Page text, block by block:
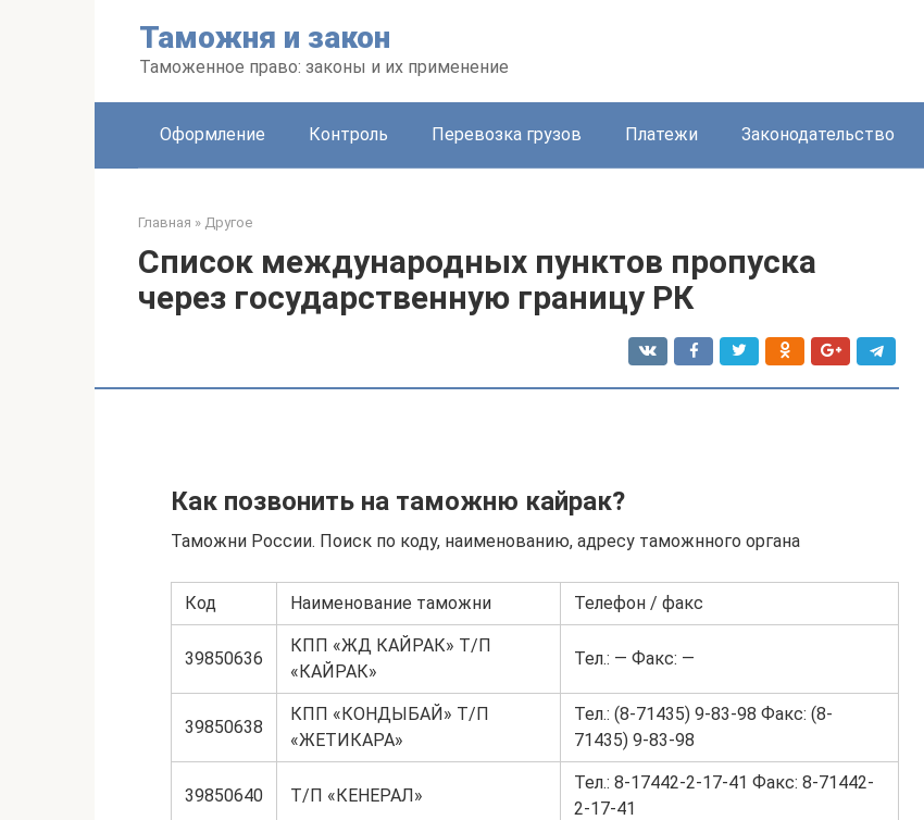
Таможня и закон
Таможенное право: законы и их применение
Оформление Контроль Перевозка грузов Платежи Законодательство
Главная » Другое
Список международных пунктов пропуска
через государственную границу РК
Как позвонить на таможню кайрак?
Таможни России. Поиск по коду, наименованию, адресу таможнного органа
Код Наименование таможни Телефон / факс
39850636
КПП «ЖД КАЙРАК» Т/П
«КАЙРАК»
Тел.: — Факс: —
39850638
КПП «КОНДЫБАЙ» Т/П
«ЖЕТИКАРА»
Тел.: (8-71435) 9-83-98 Факс: (8-
71435) 9-83-98
39850640 Т/П «КЕНЕРАЛ»
Тел.: 8-17442-2-17-41 Факс: 8-71442-
2-17-41